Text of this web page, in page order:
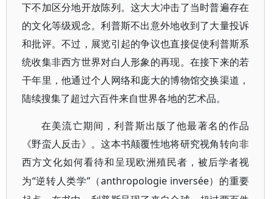
下不加区分地开放陈列。这大大冲击了当时普遍存在
的文化等级观念。利普斯不出意外地收到了大量投诉
和批评。不过，展览引起的争议也直接促使利普斯系
统收集非西方世界对白人形象的再现。在接下来的若
干年里，他通过个人网络和庞大的博物馆交换渠道，
陆续搜集了超过六百件来自世界各地的艺术品。
在美流亡期间，利普斯出版了他最著名的作品
《野蛮人反击》。这本书颠覆性地将研究视角转向非
西方文化如何看待和呈现欧洲殖民者，被后学者视
为“逆转人类学”（anthropologie inversée）的重要